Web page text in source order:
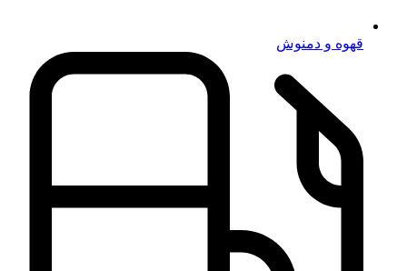
قهوه و دمنوش